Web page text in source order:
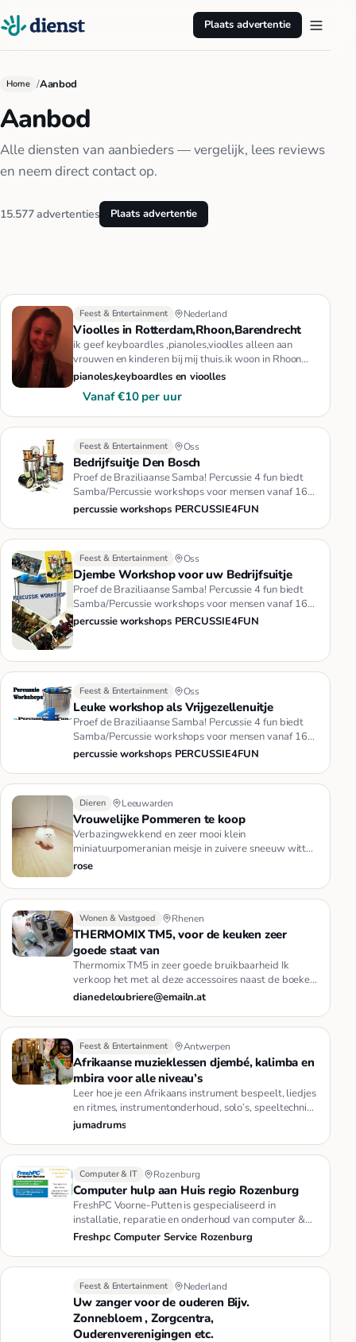
Plaats advertentie
Home /Aanbod
Aanbod
Alle diensten van aanbieders — vergelijk, lees reviews
en neem direct contact op.
15.577 advertenties Plaats advertentie
Feest & Entertainment Nederland
Vioolles in Rotterdam,Rhoon,Barendrecht
ik geef keyboardles ,pianoles,vioolles alleen aan
vrouwen en kinderen bij mij thuis.ik woon in Rhoon
(Portland).het kost…
pianoles,keyboardles en vioolles
Vanaf €10 per uur
Feest & Entertainment Oss
Bedrijfsuitje Den Bosch
Proef de Braziliaanse Samba! Percussie 4 fun biedt
Samba/Percussie workshops voor mensen vanaf 16
jaar en in groepsgroot…
percussie workshops PERCUSSIE4FUN
Feest & Entertainment Oss
Djembe Workshop voor uw Bedrijfsuitje
Proef de Braziliaanse Samba! Percussie 4 fun biedt
Samba/Percussie workshops voor mensen vanaf 16
jaar en in groepsgroot…
percussie workshops PERCUSSIE4FUN
Feest & Entertainment Oss
Leuke workshop als Vrijgezellenuitje
Proef de Braziliaanse Samba! Percussie 4 fun biedt
Samba/Percussie workshops voor mensen vanaf 16
jaar en in groepsgroot…
percussie workshops PERCUSSIE4FUN
Dieren Leeuwarden
Vrouwelijke Pommeren te koop
Verbazingwekkend en zeer mooi klein
miniatuurpomeranian meisje in zuivere sneeuw witte
kleur. Ze is een schoonheid. Ze z…
rose
Wonen & Vastgoed Rhenen
THERMOMIX TM5, voor de keuken zeer
goede staat van
Thermomix TM5 in zeer goede bruikbaarheid Ik
verkoop het met al deze accessoires naast de boeken
en een USB-sleutel neem…
dianedeloubriere@emailn.at
Feest & Entertainment Antwerpen
Afrikaanse muzieklessen djembé, kalimba en
mbira voor alle niveau’s
Leer hoe je een Afrikaans instrument bespeelt, liedjes
en ritmes, instrumentonderhoud, solo’s, speeltechniek
en nog veel…
jumadrums
Computer & IT Rozenburg
Computer hulp aan Huis regio Rozenburg
FreshPC Voorne-Putten is gespecialiseerd in
installatie, reparatie en onderhoud van computer &
laptop. 7 dagen per week …
Freshpc Computer Service Rozenburg
Feest & Entertainment Nederland
Uw zanger voor de ouderen Bijv.
Zonnebloem , Zorgcentra,
Ouderenverenigingen etc.